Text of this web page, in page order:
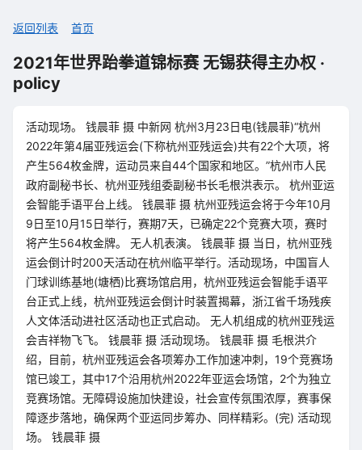
返回列表 首页
2021年世界跆拳道锦标赛 无锡获得主办权 ·
policy
活动现场。 钱晨菲 摄 中新网 杭州3月23日电(钱晨菲)“杭州
2022年第4届亚残运会(下称杭州亚残运会)共有22个大项，将
产生564枚金牌，运动员来自44个国家和地区。”杭州市人民
政府副秘书长、杭州亚残组委副秘书长毛根洪表示。 杭州亚运
会智能手语平台上线。 钱晨菲 摄 杭州亚残运会将于今年10月
9日至10月15日举行，赛期7天，已确定22个竞赛大项，赛时
将产生564枚金牌。 无人机表演。 钱晨菲 摄 当日，杭州亚残
运会倒计时200天活动在杭州临平举行。活动现场，中国盲人
门球训练基地(塘栖)比赛场馆启用，杭州亚残运会智能手语平
台正式上线，杭州亚残运会倒计时装置揭幕，浙江省千场残疾
人文体活动进社区活动也正式启动。 无人机组成的杭州亚残运
会吉祥物飞飞。 钱晨菲 摄 活动现场。 钱晨菲 摄 毛根洪介
绍，目前，杭州亚残运会各项筹办工作加速冲刺，19个竞赛场
馆已竣工，其中17个沿用杭州2022年亚运会场馆，2个为独立
竞赛场馆。无障碍设施加快建设，社会宣传氛围浓厚，赛事保
障逐步落地，确保两个亚运同步筹办、同样精彩。(完) 活动现
场。 钱晨菲 摄